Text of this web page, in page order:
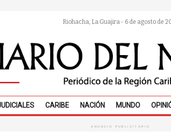
Riohacha, La Guajira - 6 de agosto de
CARIBE NACIÓN MUNDO
ANUNCIO PUBLICITARIO